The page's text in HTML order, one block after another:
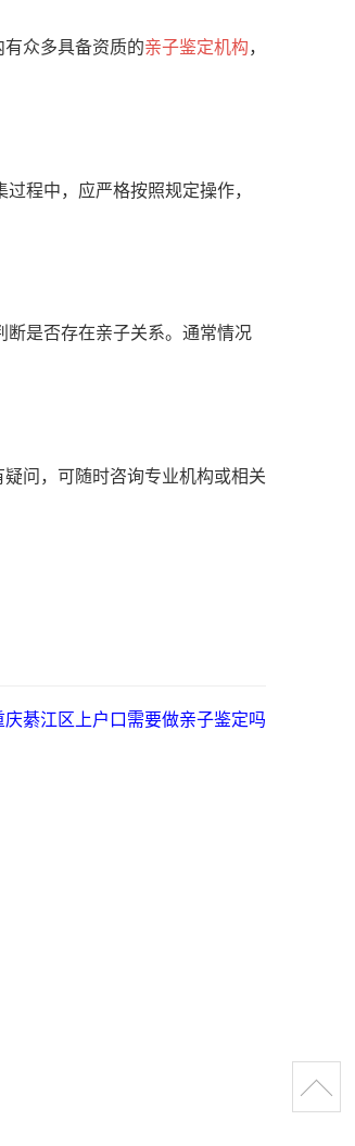
众多具备资质的亲子鉴定机构，
程中，应严格按照规定操作，
是否存在亲子关系。通常情况
问，可随时咨询专业机构或相关
庆綦江区上户口需要做亲子鉴定吗